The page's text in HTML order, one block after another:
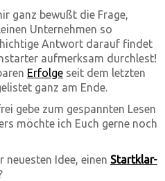
ganz bewußt die Frage,
Unternehmen so
Antwort darauf findet
aufmerksam durchlest!
Erfolge seit dem letzten
ganz am Ende.
gebe zum gespannten Lesen
möchte ich Euch gerne noch
Idee, einen Startklar-